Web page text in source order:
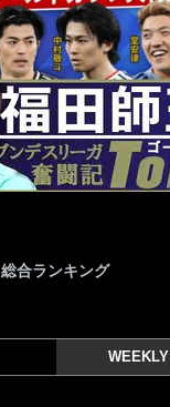
総合ランキング
WEEKLY